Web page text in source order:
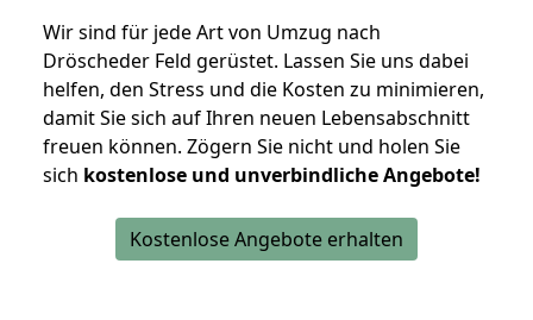
Wir sind für jede Art von Umzug nach
Dröscheder Feld gerüstet. Lassen Sie uns dabei
helfen, den Stress und die Kosten zu minimieren,
damit Sie sich auf Ihren neuen Lebensabschnitt
freuen können. Zögern Sie nicht und holen Sie
sich kostenlose und unverbindliche Angebote!
Kostenlose Angebote erhalten